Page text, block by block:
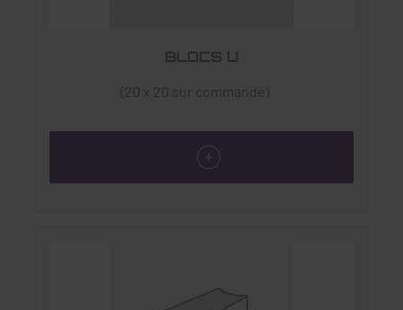
BLOCS U
(20 x 20 sur commande)